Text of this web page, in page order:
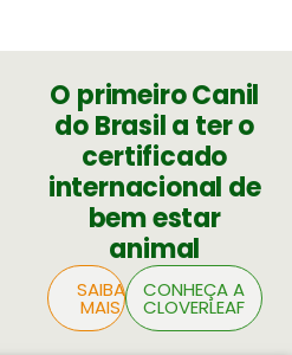
O primeiro Canil
do Brasil a ter o
certificado
internacional de
bem estar
animal
SAIBA
MAIS
CONHEÇA A
CLOVERLEAF